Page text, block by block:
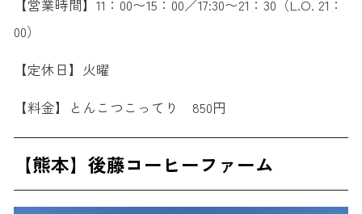
【営業時間】11：00〜15：00／17:30〜21：30（L.O. 21：
00）
【定休日】火曜
【料金】とんこつこってり 850円
【熊本】後藤コーヒーファーム